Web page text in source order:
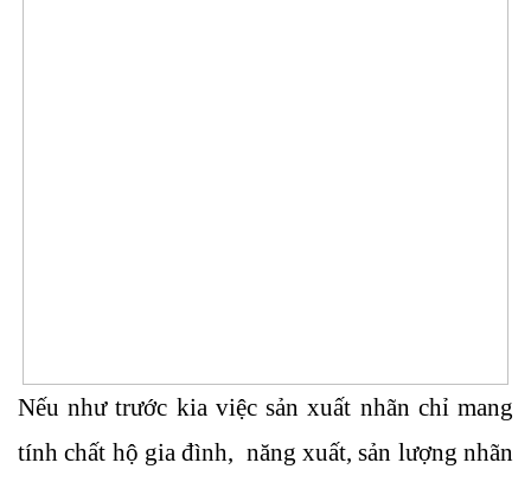
Nếu như trước kia việc sản xuất nhãn chỉ mang
tính chất hộ gia đình, năng xuất, sản lượng nhãn